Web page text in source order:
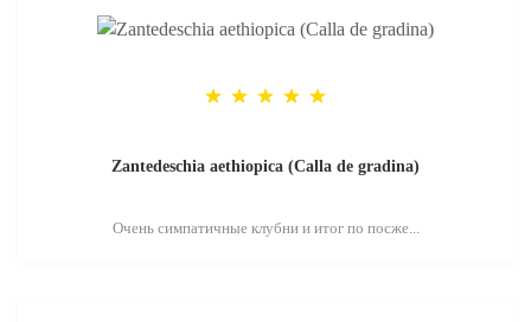
Zantedeschia aethiopica (Calla de gradina)
Очень симпатичные клубни и итог по посже...